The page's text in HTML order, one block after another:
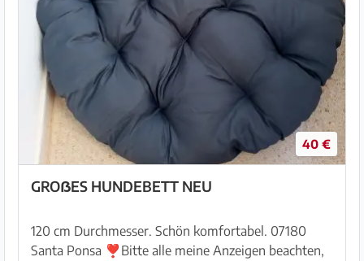
40 €
GROẞES HUNDEBETT NEU
120 cm Durchmesser. Schön komfortabel. 07180
Santa Ponsa ❣️Bitte alle meine Anzeigen beachten,